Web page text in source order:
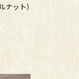
ット）